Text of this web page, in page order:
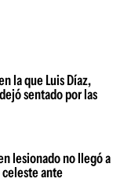
la que Luis Díaz,
sentado por las
lesionado no llegó a
ante